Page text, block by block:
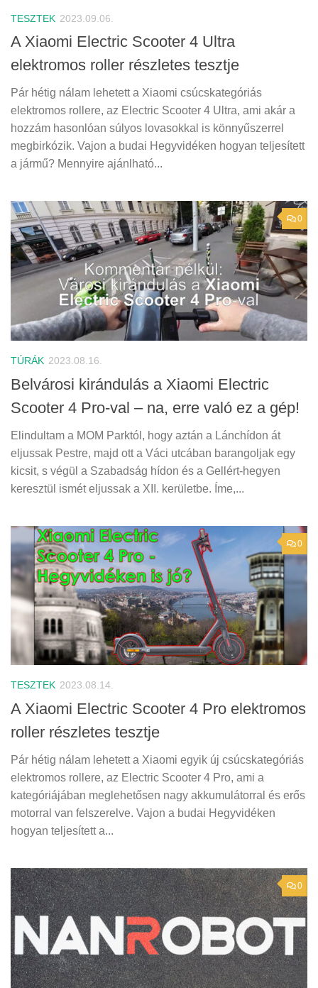
TESZTEK 2023.09.06.
A Xiaomi Electric Scooter 4 Ultra
elektromos roller részletes tesztje
Pár hétig nálam lehetett a Xiaomi csúcskategóriás
elektromos rollere, az Electric Scooter 4 Ultra, ami akár a
hozzám hasonlóan súlyos lovasokkal is könnyűszerrel
megbirkózik. Vajon a budai Hegyvidéken hogyan teljesített
a jármű? Mennyire ajánlható...
0
TÚRÁK 2023.08.16.
Belvárosi kirándulás a Xiaomi Electric
Scooter 4 Pro-val – na, erre való ez a gép!
Elindultam a MOM Parktól, hogy aztán a Lánchídon át
eljussak Pestre, majd ott a Váci utcában barangoljak egy
kicsit, s végül a Szabadság hídon és a Gellért-hegyen
keresztül ismét eljussak a XII. kerületbe. Íme,...
0
TESZTEK 2023.08.14.
A Xiaomi Electric Scooter 4 Pro elektromos
roller részletes tesztje
Pár hétig nálam lehetett a Xiaomi egyik új csúcskategóriás
elektromos rollere, az Electric Scooter 4 Pro, ami a
kategóriájában meglehetősen nagy akkumulátorral és erős
motorral van felszerelve. Vajon a budai Hegyvidéken
hogyan teljesített a...
0